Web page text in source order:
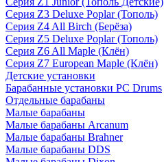
Серия Z3 Deluxe Poplar (Тополь)
Серия Z4 All Birch (Берёза)
Серия Z5 Deluxe Poplar (Тополь)
Серия Z6 All Maple (Клён)
Серия Z7 European Maple (Клён)
Детские установки
Барабанные установки PC Drums
Отдельные барабаны
Малые барабаны
Малые барабаны Arcanum
Малые барабаны Brahner
Малые барабаны DDS